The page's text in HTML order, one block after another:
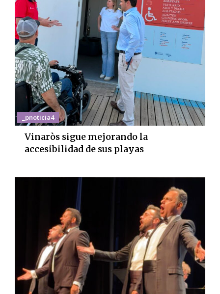
_pnoticia4
Vinaròs sigue mejorando la
accesibilidad de sus playas